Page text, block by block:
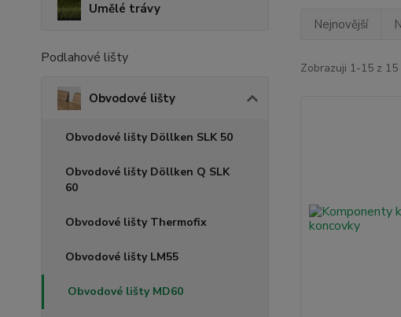
Umělé trávy
Podlahové lišty
Obvodové lišty
Obvodové lišty Döllken SLK 50
Obvodové lišty Döllken Q SLK
60
Obvodové lišty Thermofix
Obvodové lišty LM55
Obvodové lišty MD60
Nejnovější
Zobrazuji 1-15 z 15